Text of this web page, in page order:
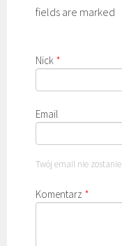
fields are marked
Nick *
Email
Twój email nie
Komentarz *